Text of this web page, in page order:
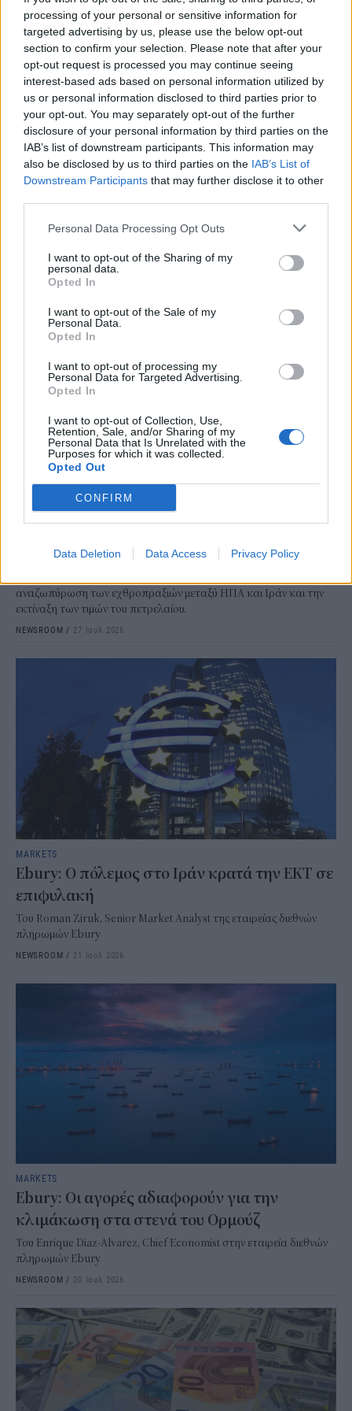
processing of your personal or sensitive information for
targeted advertising by us, please use the below opt-out
section to confirm your selection. Please note that after your
opt-out request is processed you may continue seeing
interest-based ads based on personal information utilized by
us or personal information disclosed to third parties prior to
your opt-out. You may separately opt-out of the further
disclosure of your personal information by third parties on the
IAB’s list of downstream participants. This information may
also be disclosed by us to third parties on the IAB’s List of
Downstream Participants that may further disclose it to other
Personal Data Processing Opt Outs
I want to opt-out of the Sharing of my
personal data.
Opted In
I want to opt-out of the Sale of my
Personal Data.
Opted In
I want to opt-out of processing my
Personal Data for Targeted Advertising.
Opted In
I want to opt-out of Collection, Use,
Retention, Sale, and/or Sharing of my
Personal Data that Is Unrelated with the
Purposes for which it was collected.
Opted Out
CONFIRM
Data Deletion Data Access Privacy Policy
MARKETS
Ebury: Η ήπια Fed πιέζει έντονα το δολάριο
πληρωμών Ebury
MARKETS
Ebury: Το δολάριο ενισχύεται, καθώς η
προσοχή στη συνεδρίαση της FED
100 δολάρια
αναζωπύρωση των εχθροπραξιών μεταξύ ΗΠΑ και Ιράν και την
εκτίναξη των τιμών του πετρελαίου.
NEWSROOM / 27 Ιουλ 2026
MARKETS
Ebury: Ο πόλεμος στο Ιράν κρατά την ΕΚΤ σε
επιφυλακή
Του Roman Ziruk, Senior Market Analyst της εταιρείας διεθνών
πληρωμών Ebury
NEWSROOM / 21 Ιουλ 2026
MARKETS
Ebury: Οι αγορές αδιαφορούν για την
κλιμάκωση στα στενά του Ορμούζ
Του Enrique Diaz-Alvarez, Chief Economist στην εταιρεία διεθνών
πληρωμών Ebury
NEWSROOM / 20 Ιουλ 2026